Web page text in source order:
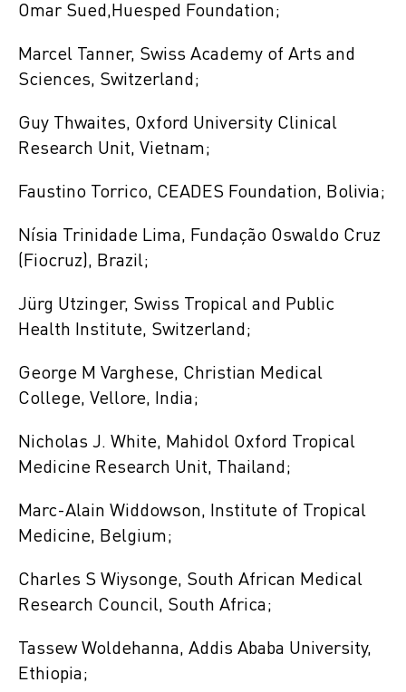
Omar Sued,Huesped Foundation;
Marcel Tanner, Swiss Academy of Arts and
Sciences, Switzerland;
Guy Thwaites, Oxford University Clinical
Research Unit, Vietnam;
Faustino Torrico, CEADES Foundation, Bolivia;
Nísia Trinidade Lima, Fundação Oswaldo Cruz
(Fiocruz), Brazil;
Jürg Utzinger, Swiss Tropical and Public
Health Institute, Switzerland;
George M Varghese, Christian Medical
College, Vellore, India;
Nicholas J. White, Mahidol Oxford Tropical
Medicine Research Unit, Thailand;
Marc-Alain Widdowson, Institute of Tropical
Medicine, Belgium;
Charles S Wiysonge, South African Medical
Research Council, South Africa;
Tassew Woldehanna, Addis Ababa University,
Ethiopia;